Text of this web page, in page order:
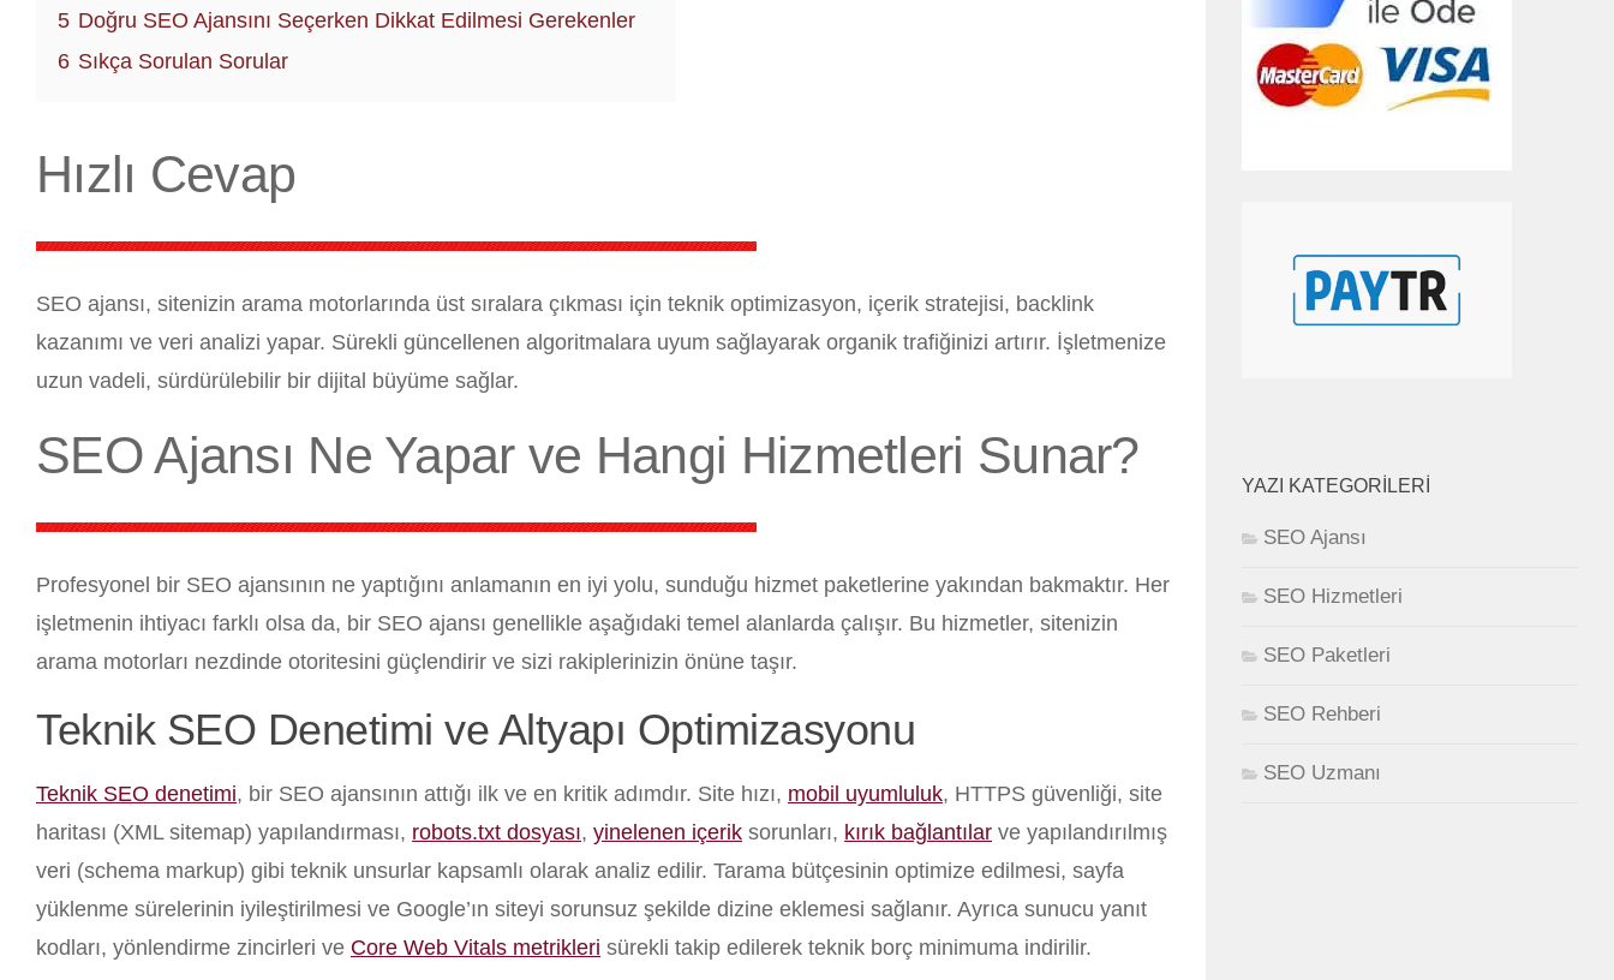
5 Doğru SEO Ajansını Seçerken Dikkat Edilmesi Gerekenler
6 Sıkça Sorulan Sorular
Hızlı Cevap
SEO ajansı, sitenizin arama motorlarında üst sıralara çıkması için teknik optimizasyon, içerik stratejisi, backlink
kazanımı ve veri analizi yapar. Sürekli güncellenen algoritmalara uyum sağlayarak organik trafiğinizi artırır. İşletmenize
uzun vadeli, sürdürülebilir bir dijital büyüme sağlar.
SEO Ajansı Ne Yapar ve Hangi Hizmetleri Sunar?
Profesyonel bir SEO ajansının ne yaptığını anlamanın en iyi yolu, sunduğu hizmet paketlerine yakından bakmaktır. Her
işletmenin ihtiyacı farklı olsa da, bir SEO ajansı genellikle aşağıdaki temel alanlarda çalışır. Bu hizmetler, sitenizin
arama motorları nezdinde otoritesini güçlendirir ve sizi rakiplerinizin önüne taşır.
Teknik SEO Denetimi ve Altyapı Optimizasyonu
Teknik SEO denetimi, bir SEO ajansının attığı ilk ve en kritik adımdır. Site hızı, mobil uyumluluk, HTTPS güvenliği, site
haritası (XML sitemap) yapılandırması, robots.txt dosyası, yinelenen içerik sorunları, kırık bağlantılar ve yapılandırılmış
veri (schema markup) gibi teknik unsurlar kapsamlı olarak analiz edilir. Tarama bütçesinin optimize edilmesi, sayfa
yüklenme sürelerinin iyileştirilmesi ve Google’ın siteyi sorunsuz şekilde dizine eklemesi sağlanır. Ayrıca sunucu yanıt
kodları, yönlendirme zincirleri ve Core Web Vitals metrikleri sürekli takip edilerek teknik borç minimuma indirilir.
YAZI KATEGORILERI
SEO Ajansı
SEO Hizmetleri
SEO Paketleri
SEO Rehberi
SEO Uzmanı